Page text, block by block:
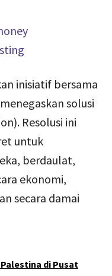
inisiatif bersama
solusi
Resolusi ini
untuk
berdaulat,
ekonomi,
secara damai
di Pusat